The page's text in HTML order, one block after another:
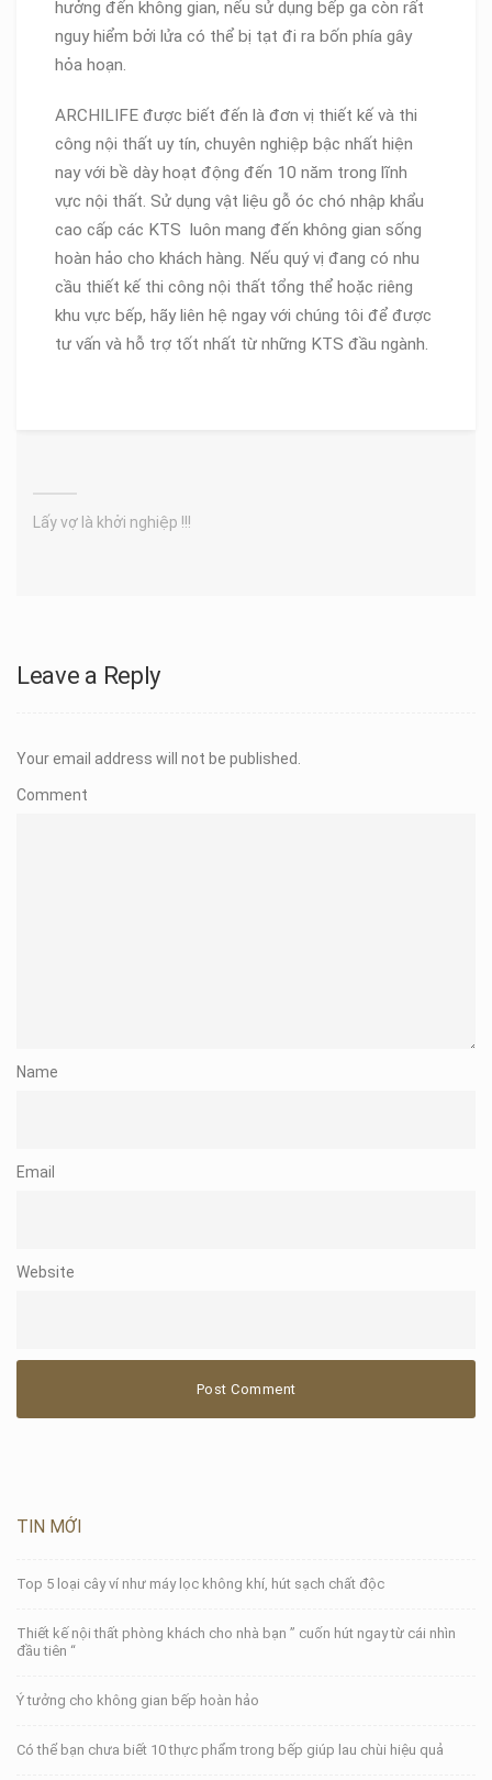
hưởng đến không gian, nếu sử dụng bếp ga còn rất
nguy hiểm bởi lửa có thể bị tạt đi ra bốn phía gây
hỏa hoạn.
ARCHILIFE được biết đến là đơn vị thiết kế và thi
công nội thất uy tín, chuyên nghiệp bậc nhất hiện
nay với bề dày hoạt động đến 10 năm trong lĩnh
vực nội thất. Sử dụng vật liệu gỗ óc chó nhập khẩu
cao cấp các KTS luôn mang đến không gian sống
hoàn hảo cho khách hàng. Nếu quý vị đang có nhu
cầu thiết kế thi công nội thất tổng thể hoặc riêng
khu vực bếp, hãy liên hệ ngay với chúng tôi để được
tư vấn và hỗ trợ tốt nhất từ những KTS đầu ngành.
Lấy vợ là khởi nghiệp !!!
Leave a Reply
Your email address will not be published.
Comment
Name
Email
Website
TIN MỚI
Top 5 loại cây ví như máy lọc không khí, hút sạch chất độc
Thiết kế nội thất phòng khách cho nhà bạn ” cuốn hút ngay từ cái nhìn
đầu tiên “
Ý tưởng cho không gian bếp hoàn hảo
Có thể bạn chưa biết 10 thực phẩm trong bếp giúp lau chùi hiệu quả